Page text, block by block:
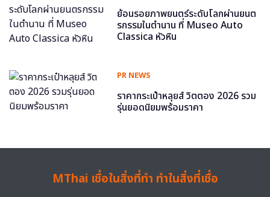
ย้อนรอยภาพยนตร์ระดับโลกผ่านยนต
รกรรมในตำนาน ที่ Museo Auto
Classica หัวหิน
PR NEWS
ราคากระเป๋าหลุยส์ วิตตอง 2026 รวม
รุ่นยอดนิยมพร้อมราคา
MThai เชื่อในสิ่งที่ทำ ทำในสิ่งที่เชื่อ